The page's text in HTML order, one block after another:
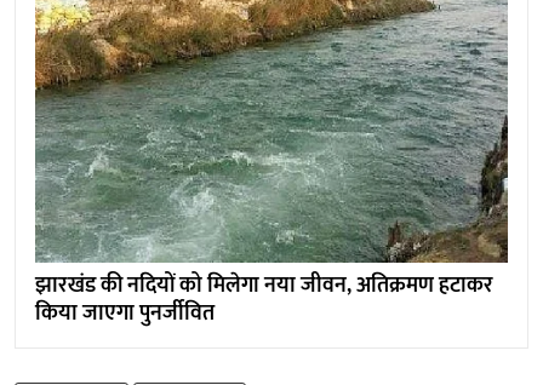
झारखंड की नदियों को मिलेगा नया जीवन, अतिक्रमण हटाकर
किया जाएगा पुनर्जीवित